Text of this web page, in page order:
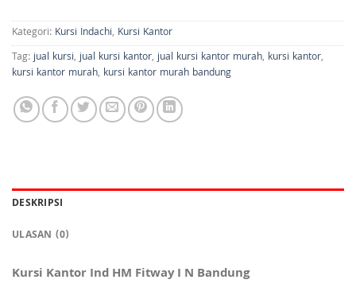
Kategori: Kursi Indachi, Kursi Kantor
Tag:jual kursi,jual kursi kantor,jual kursi kantor murah, kursi kantor,
kursi kantor murah, kursi kantor murah bandung
DESKRIPSI
ULASAN (0)
Kursi Kantor Ind HM Fitway I N Bandung